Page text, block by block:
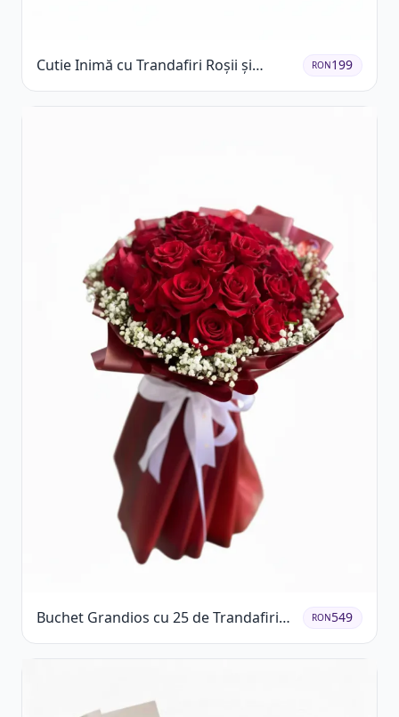
Cutie Inimă cu Trandafiri Roșii și
Ferrero Rocher
RON199
Buchet Grandios cu 25 de Trandafiri
Roșii
RON549